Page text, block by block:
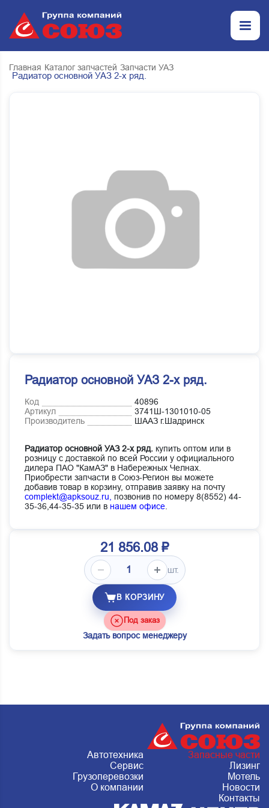
Главная Каталог запчастей Запчасти УАЗ
Радиатор основной УАЗ 2-х ряд.
Радиатор основной УАЗ 2-х ряд.
Код
40896
Артикул
3741Ш-1301010-05
Производитель
ШААЗ г.Шадринск
Радиатор основной УАЗ 2-х ряд. купить оптом или в
розницу с доставкой по всей России у официального
дилера ПАО "КамАЗ" в Набережных Челнах.
Приобрести запчасти в Союз-Регион вы можете
добавив товар в корзину, отправив заявку на почту
complekt@apksouz.ru,
позвонив по номеру 8(8552) 44-
35-36,44-35-35 или в нашем офисе
21 856.08 ₽
шт.
В КОРЗИНУ
Под заказ
Задать вопрос менеджеру
Автотехника
Запасные части
Сервис
Лизинг
Грузоперевозки
Мотель
О компании
Новости
Контакты